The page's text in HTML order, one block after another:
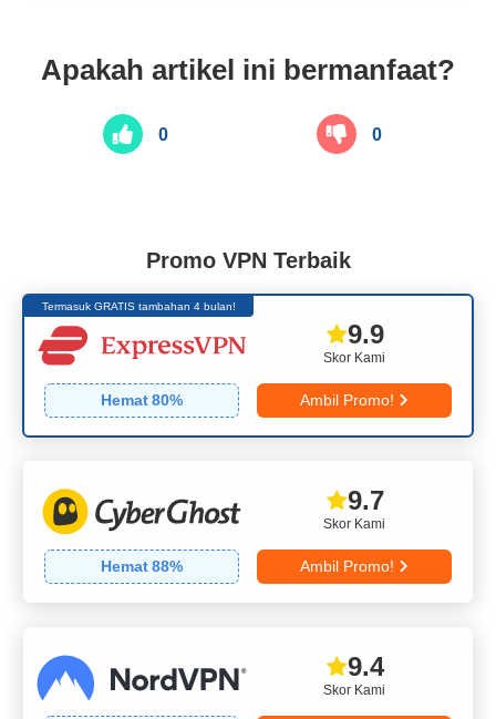
Apakah artikel ini bermanfaat?
0 0
Promo VPN Terbaik
Termasuk GRATIS tambahan 4 bulan!
Skor Kami
9.9
Hemat80% Ambil Promo!
Skor Kami
9.7
Hemat88% Ambil Promo!
Skor Kami
9.4